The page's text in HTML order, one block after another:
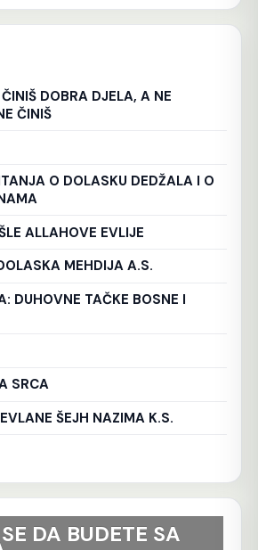
DOBRA DJELA, A NE
ČINIŠ
O DOLASKU DEDŽALA I O
ALLAHOVE EVLIJE
MEHDIJA A.S.
DUHOVNE TAČKE BOSNE I
SRCA
ŠEJH NAZIMA K.S.
DA BUDETE SA